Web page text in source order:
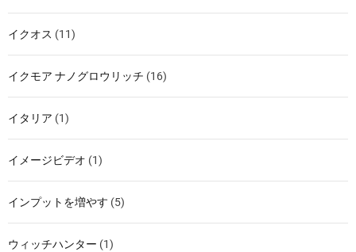
イクオス (11)
イクモア ナノグロウリッチ (16)
イタリア (1)
イメージビデオ (1)
インプットを増やす (5)
ウィッチハンター (1)